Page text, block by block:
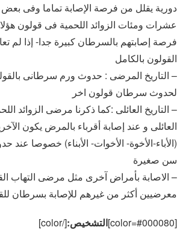
دورية يقلل من فرصة الإصابة تماما وفى بعض
عشرات ومئات الزوائد اللحمية فى قولون
فرصة إصابتهم بالسرطان كبيرة جدا- إذا لم
القولون بالكامل
– التاريخ المرضى : حدوث ورم سرطانى
لحدوث سرطان قولون اخر
– التاريخ العائلى :كما ذكرنا مرضى الزوائد
العائلى و عند إصابة أقرباء بالمرض يكون
(الأباء-الأخوة- الأخوات- الأبناء) خصوصا
سن صغيرة
– الاصابة بأمراض آخرى مثل مرضى التهاب
معرضيين أكثر من غيرهم للإصابة بسرطان
[color=#000080] التشخيص:[/color]